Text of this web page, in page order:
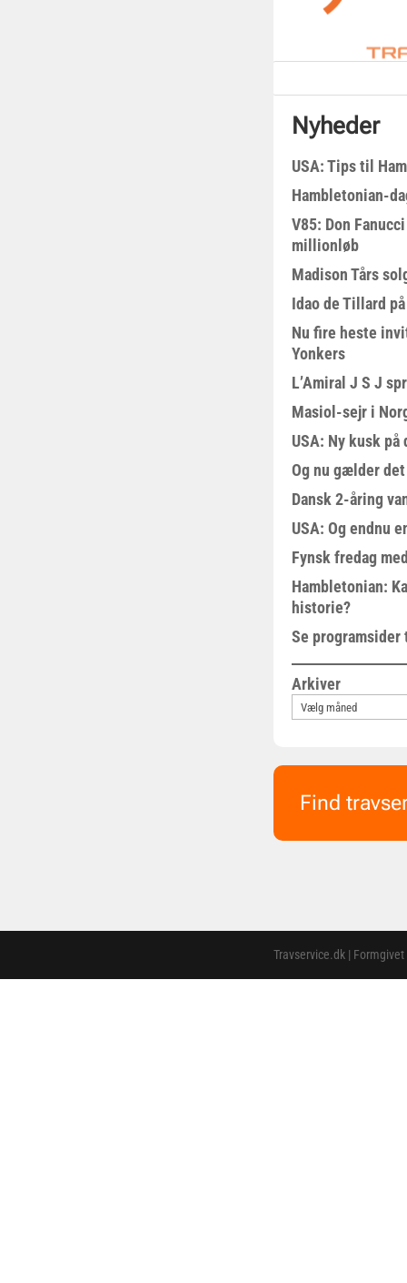
Nyheder
USA: Tips til
Hambletonian-
V85: Don
millionløb
Madison Tårs
Idao de Tillard
Nu fire heste
Yonkers
L’Amiral J S J
Masiol-sejr i
USA: Ny kusk på
Og nu gælder
Dansk 2-åring
USA: Og endnu
Fynsk fredag
Hambletonian:
historie?
Se
Arkiver
Find
Travservice.dk |